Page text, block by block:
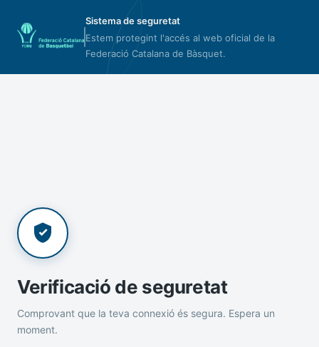
Sistema de seguretat
Estem protegint l'accés al web oficial de la
Federació Catalana de Bàsquet.
Verificació de seguretat
Comprovant que la teva connexió és segura. Espera un
moment.